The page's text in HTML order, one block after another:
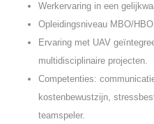
Werkervaring in een
Opleidingsniveau MBO/
Ervaring met UAV
multidisciplinaire projecten.
Competenties:
kostenbewustzijn,
teamspeler.